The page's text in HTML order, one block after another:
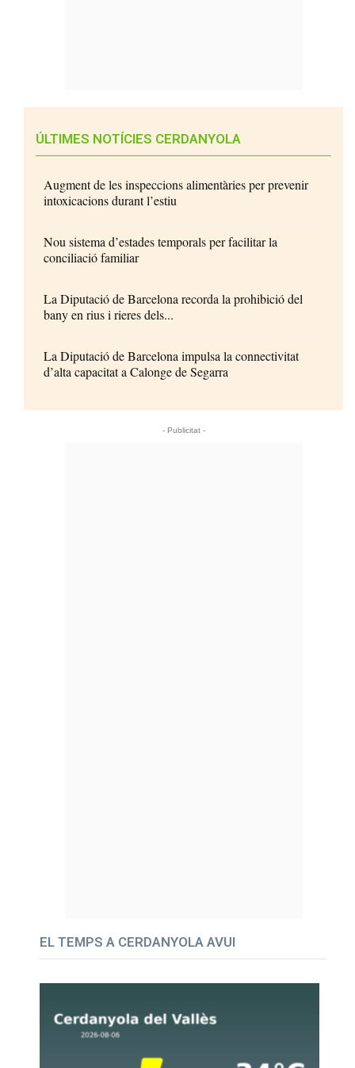
ÚLTIMES NOTÍCIES CERDANYOLA
Augment de les inspeccions alimentàries per prevenir
intoxicacions durant l’estiu
Nou sistema d’estades temporals per facilitar la
conciliació familiar
La Diputació de Barcelona recorda la prohibició del
bany en rius i rieres dels...
La Diputació de Barcelona impulsa la connectivitat
d’alta capacitat a Calonge de Segarra
- Publicitat -
EL TEMPS A CERDANYOLA AVUI